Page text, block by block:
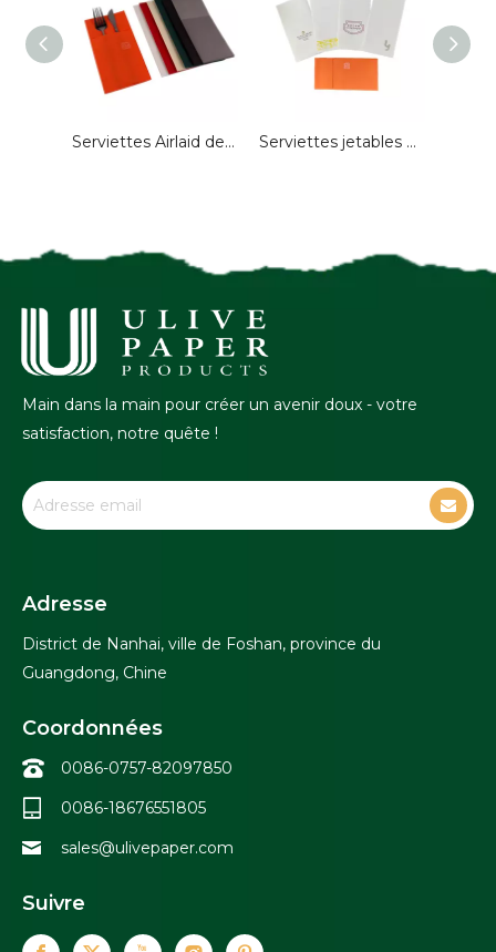
Serviettes Airlaid de couleur personnalisée jetables pour restaurant Serviettes jetables Airlaid Logo personnalisé 40*40 cm serviettes en papier serviettes de table pour Restaurant
Main dans la main pour créer un avenir doux - votre
satisfaction, notre quête !
Adresse
District de Nanhai, ville de Foshan, province du
Guangdong, Chine
Coordonnées
0086-0757-82097850
0086-18676551805
sales@ulivepaper.com
Suivre